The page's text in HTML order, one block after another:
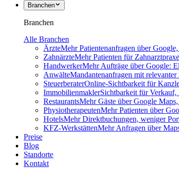
Branchen
Branchen
Alle Branchen
ÄrzteMehr Patientenanfragen über
ZahnärzteMehr Patienten für
HandwerkerMehr Aufträge über Google:
AnwälteMandantenanfragen mit
SteuerberaterOnline-Sichtbarkeit für
ImmobilienmaklerSichtbarkeit für
RestaurantsMehr Gäste über Google
PhysiotherapeutenMehr Patienten über
HotelsMehr Direktbuchungen, weniger
KFZ-WerkstättenMehr Anfragen über
Preise
Blog
Standorte
Kontakt